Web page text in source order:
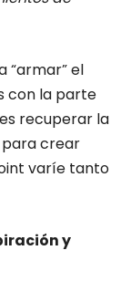
“armar” el
con la parte
recuperar la
para crear
varíe tanto
y